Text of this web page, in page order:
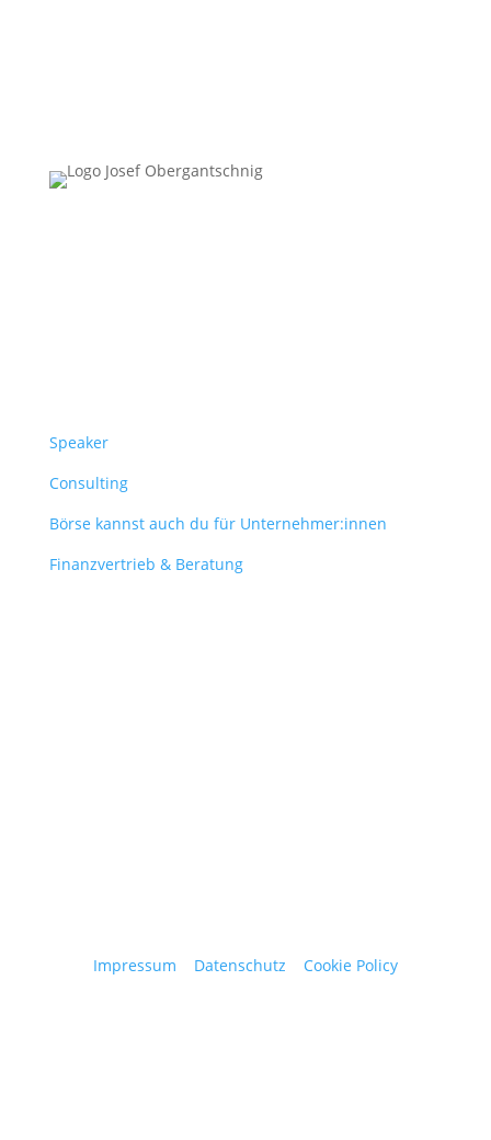
Speaker
Consulting
Börse kannst auch du für Unternehmer:innen
Finanzvertrieb & Beratung
Impressum Datenschutz Cookie Policy